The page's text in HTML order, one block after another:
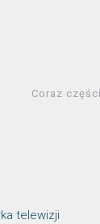
Coraz
telewizji